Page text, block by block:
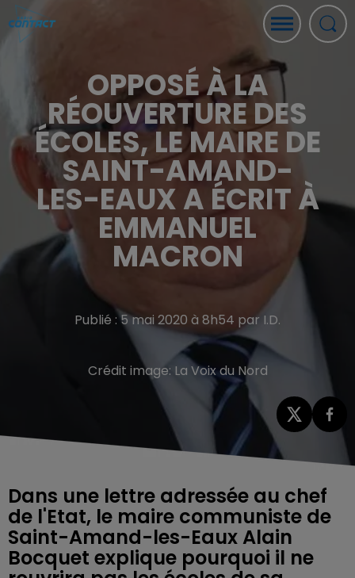
OPPOSÉ À LA
RÉOUVERTURE DES
ÉCOLES, LE MAIRE DE
SAINT-AMAND-
LES-EAUX A ÉCRIT À
EMMANUEL
MACRON
Publié : 5 mai 2020 à 8h54 par I.D.
Crédit image: La Voix du Nord
Dans une lettre adressée au chef
de l'Etat, le maire communiste de
Saint-Amand-les-Eaux Alain
Bocquet explique pourquoi il ne